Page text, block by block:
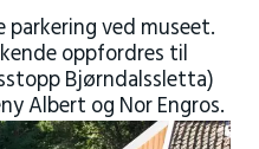
parkering ved museet.
oppfordres til
Bjørndalssletta)
Albert og Nor Engros.